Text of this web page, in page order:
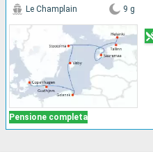
Pensione completa
Le Champlain 9 g